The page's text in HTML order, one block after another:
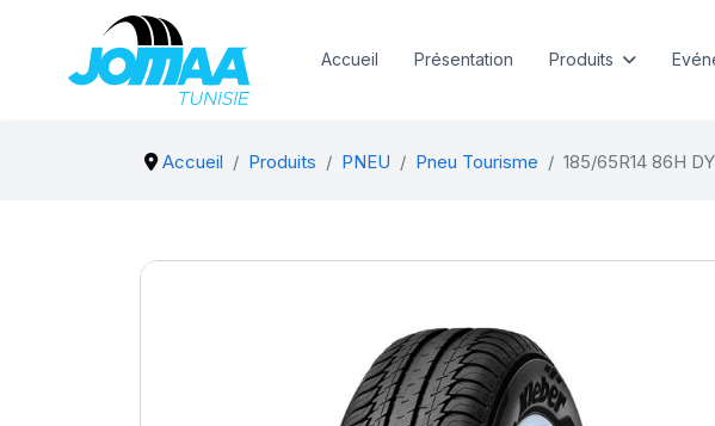
Accueil Présentation Produits
Accueil Produits PNEU Pneu Tourisme 185/65R14 86H